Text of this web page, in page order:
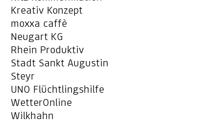
Kreativ Konzept
moxxa caffè
Neugart KG
Rhein Produktiv
Stadt Sankt Augustin
Steyr
UNO Flüchtlingshilfe
WetterOnline
Wilkhahn